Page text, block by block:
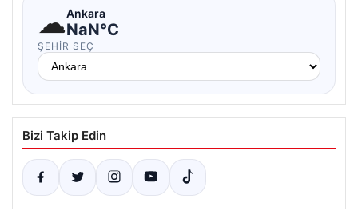
☁Ankara
NaN°C
ŞEHIR SEÇ
Bizi Takip Edin